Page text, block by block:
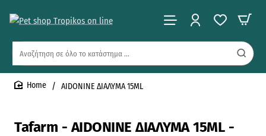
Αναζήτηση
όλο
το
Tafarm - AIDONINE ΔΙΑΛΥΜΑ 15ML -
AIDONINE ΔΙΑΛΥΜΑ 15ML